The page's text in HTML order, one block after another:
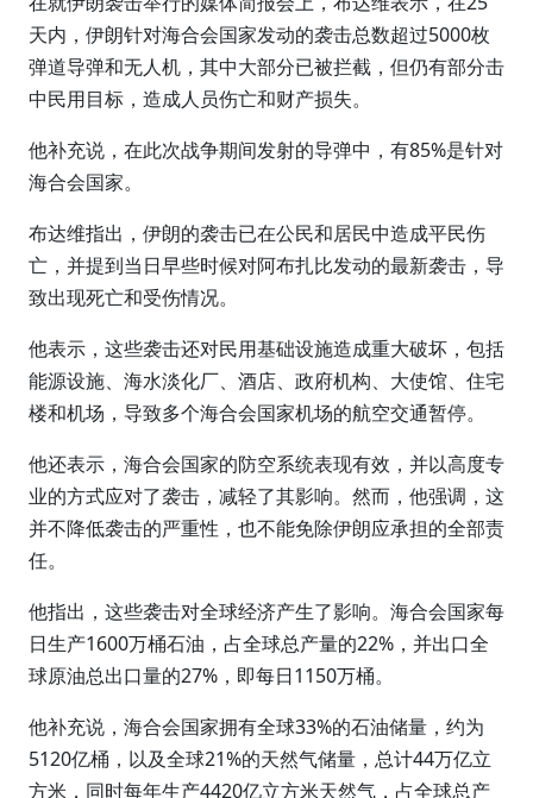
天内，伊朗针对海合会国家发动的袭击总数超过5000枚
弹道导弹和无人机，其中大部分已被拦截，但仍有部分击
中民用目标，造成人员伤亡和财产损失。
他补充说，在此次战争期间发射的导弹中，有85%是针对
海合会国家。
布达维指出，伊朗的袭击已在公民和居民中造成平民伤
亡，并提到当日早些时候对阿布扎比发动的最新袭击，导
致出现死亡和受伤情况。
他表示，这些袭击还对民用基础设施造成重大破坏，包括
能源设施、海水淡化厂、酒店、政府机构、大使馆、住宅
楼和机场，导致多个海合会国家机场的航空交通暂停。
他还表示，海合会国家的防空系统表现有效，并以高度专
业的方式应对了袭击，减轻了其影响。然而，他强调，这
并不降低袭击的严重性，也不能免除伊朗应承担的全部责
任。
他指出，这些袭击对全球经济产生了影响。海合会国家每
日生产1600万桶石油，占全球总产量的22%，并出口全
球原油总出口量的27%，即每日1150万桶。
他补充说，海合会国家拥有全球33%的石油储量，约为
5120亿桶，以及全球21%的天然气储量，总计44万亿立
方米，同时每年生产4420亿立方米天然气，占全球总产